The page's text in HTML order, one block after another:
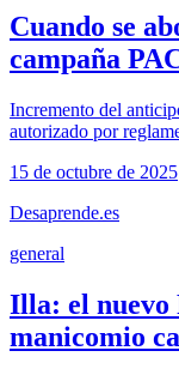
Cuando se
campaña
Incremento del
autorizado por
15 de octubre de 2025
Desaprende.es
general
Illa: el nuevo
manicomio